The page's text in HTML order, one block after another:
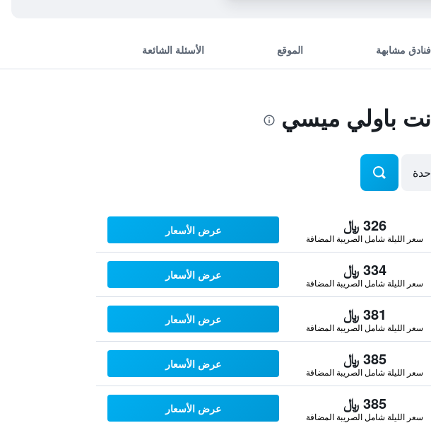
فنادق مشابهة الموقع الأسئلة الشائعة
باولي ميسي
326 ﷼
سعر الليلة شامل الصريبة المضافة
عرض الأسعار
334 ﷼
سعر الليلة شامل الصريبة المضافة
عرض الأسعار
381 ﷼
سعر الليلة شامل الصريبة المضافة
عرض الأسعار
385 ﷼
سعر الليلة شامل الصريبة المضافة
عرض الأسعار
385 ﷼
سعر الليلة شامل الصريبة المضافة
عرض الأسعار